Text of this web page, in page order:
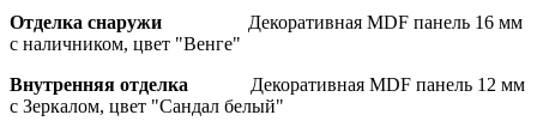
Отделка снаружи Декоративная MDF панель 16 мм
с наличником, цвет "Венге"
Внутренняя отделка Декоративная MDF панель 12 мм
с Зеркалом, цвет "Сандал белый"